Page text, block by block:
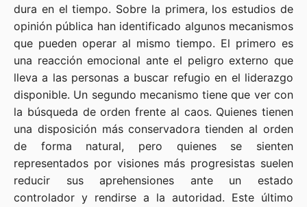
dura en el tiempo. Sobre la primera, los estudios de
opinión pública han identificado algunos mecanismos
que pueden operar al mismo tiempo. El primero es
una reacción emocional ante el peligro externo que
lleva a las personas a buscar refugio en el liderazgo
disponible. Un segundo mecanismo tiene que ver con
la búsqueda de orden frente al caos. Quienes tienen
una disposición más conservadora tienden al orden
de forma natural, pero quienes se sienten
representados por visiones más progresistas suelen
reducir sus aprehensiones ante un estado
controlador y rendirse a la autoridad. Este último